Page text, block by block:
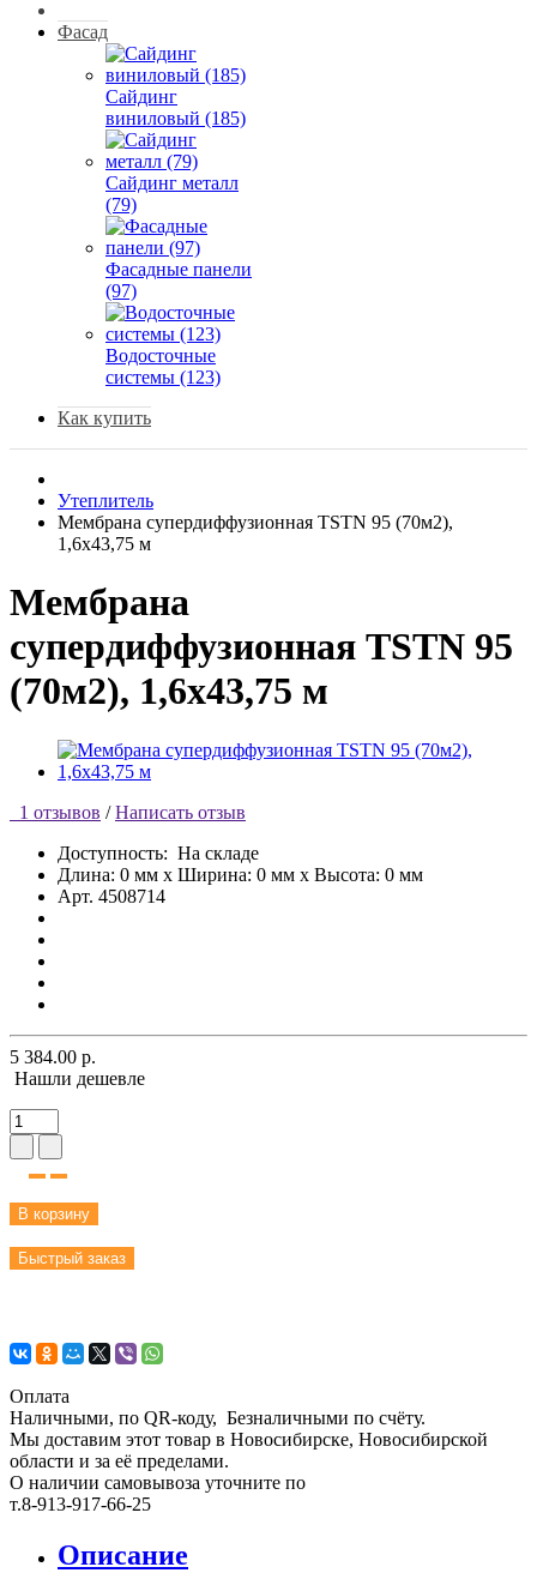
Фасад
Сайдинг
виниловый (185)
Сайдинг металл
(79)
Фасадные панели
(97)
Водосточные
системы (123)
Как купить
Утеплитель
Мембрана супердиффузионная TSTN 95 (70м2),
1,6х43,75 м
Мембрана
супердиффузионная TSTN 95
(70м2), 1,6х43,75 м
1 отзывов / Написать отзыв
Доступность: На складе
Длина: 0 мм x Ширина: 0 мм x Высота: 0 мм
Арт. 4508714
5 384.00 р.
Нашли дешевле
В корзину
Быстрый заказ
Оплата
Наличными, по QR-коду, Безналичными по счёту.
Мы доставим этот товар в Новосибирске, Новосибирской
области и за её пределами.
О наличии самовывоза уточните по
т.8-913-917-66-25
Описание